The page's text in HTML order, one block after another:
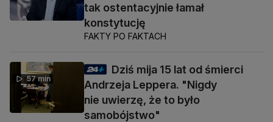
tak ostentacyjnie łamał
konstytucję
FAKTY PO FAKTACH
57 min
Dziś mija 15 lat od śmierci
Andrzeja Leppera. "Nigdy
nie uwierzę, że to było
samobójstwo"